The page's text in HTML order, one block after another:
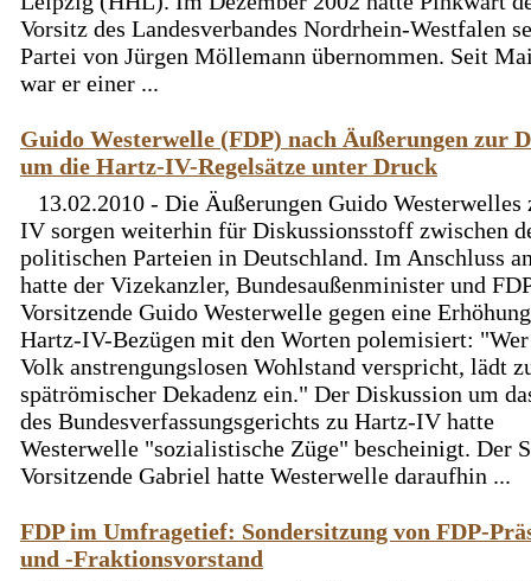
Vorsitz des Landesverbandes Nordrhein-Westfalen
Partei von Jürgen Möllemann übernommen. Seit
war er einer ...
Guido Westerwelle (FDP) nach Äußerungen zur
um die Hartz-IV-Regelsätze unter Druck
13.02.2010 - Die Äußerungen Guido Westerwelles
IV sorgen weiterhin für Diskussionsstoff zwischen
politischen Parteien in Deutschland. Im Anschluss
hatte der Vizekanzler, Bundesaußenminister und
Vorsitzende Guido Westerwelle gegen eine
Hartz-IV-Bezügen mit den Worten polemisiert:
Volk anstrengungslosen Wohlstand verspricht, lädt
spätrömischer Dekadenz ein." Der Diskussion um
des Bundesverfassungsgerichts zu Hartz-IV hatte
Westerwelle "sozialistische Züge" bescheinigt. Der
Vorsitzende Gabriel hatte Westerwelle daraufhin ...
FDP im Umfragetief: Sondersitzung von FDP-
und -Fraktionsvorstand